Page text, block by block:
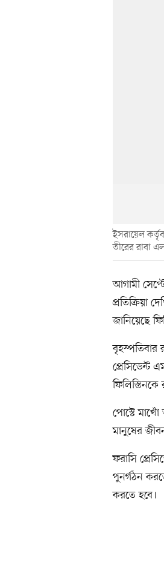
ইসরায়েল
তীরের রাবা
আগামী
প্রতিক্রিয়া
জানিয়েছে
বৃহস্পতিবার
প্রেসিডেন্ট
ফিলিস্তিনকে
পোস্টে
মানুষের জীবন
ফরাসি
পুনর্গঠন
করতে হবে।